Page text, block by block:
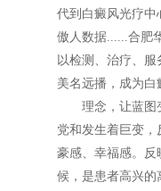
代到白癜风光疗中
傲人数据......合肥
以检测、治疗、服
美名远播，成为白
理念，让蓝图
党和发生着巨变，
豪感、幸福感。反
候，是患者高兴的